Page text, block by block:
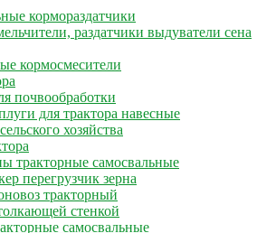
кормораздатчики
раздатчики выдуватели сена
кормосмесители
почвообработки
для трактора навесные
хозяйства
тракторные самосвальные
перегрузчик зерна
тракторный
стенкой
самосвальные